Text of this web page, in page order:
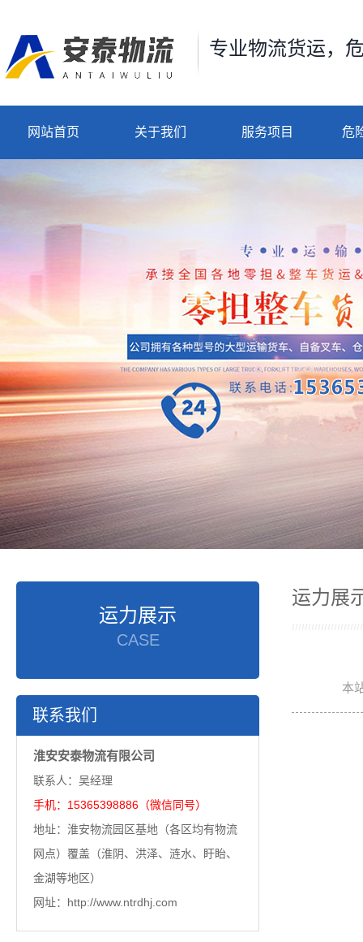
专业物流货运，
网站首页 关于我们 服务项目 危
运力展示
CASE
联系我们
淮安安泰物流有限公司
联系人：吴经理
手机：15365398886（微信同号）
地址：淮安物流园区基地（各区均有物流
网点）覆盖（淮阴、洪泽、涟水、盱眙、
金湖等地区）
网址：http://www.ntrdhj.com
运力展
本